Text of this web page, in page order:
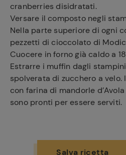
cranberries disidratati.
Versare il composto negli
Nella parte superiore di ogni
pezzetti di cioccolato di
Cuocere in forno già caldo a
Estrarre i muffin dagli
spolverata di zucchero a velo.
con farina di mandorle
sono pronti per essere serviti.
Salva ricetta